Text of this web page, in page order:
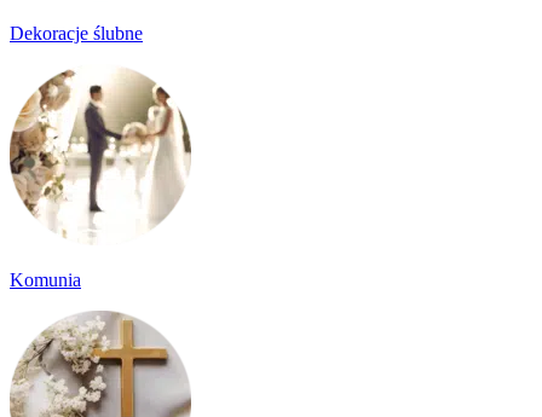
Dekoracje ślubne
Komunia